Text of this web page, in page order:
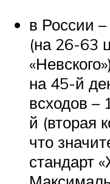
в России
(на 26-63
на 45-й
всходов –
й (вторая
что
стандарт